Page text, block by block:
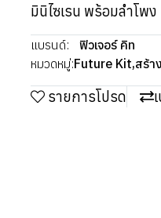
มินิไซเรน พร้อมลําโพง
แบรนด์:
ฟิวเจอร์ คิท
หมวดหมู่:Future Kit,สร้า
รายการโปรด